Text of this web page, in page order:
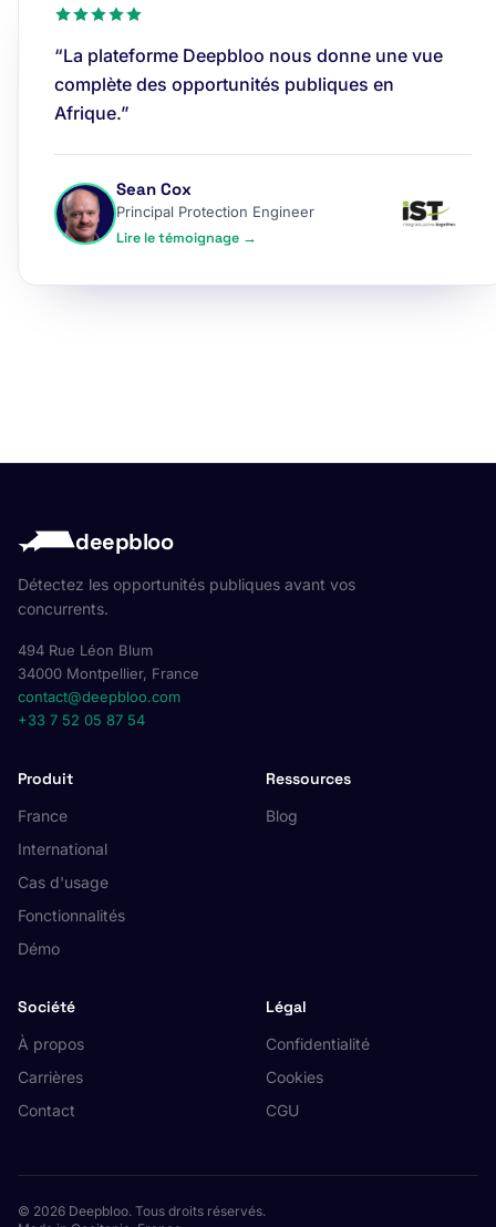
“La plateforme Deepbloo nous donne une vue
complète des opportunités publiques en
Afrique.”
Sean Cox
Principal Protection Engineer
Lire le témoignage →
deepbloo
Détectez les opportunités publiques avant vos
concurrents.
494 Rue Léon Blum
34000 Montpellier, France
contact@deepbloo.com
+33 7 52 05 87 54
Produit
France
International
Cas d'usage
Fonctionnalités
Démo
Ressources
Blog
Société
À propos
Carrières
Contact
Légal
Confidentialité
Cookies
CGU
© 2026 Deepbloo. Tous droits réservés.